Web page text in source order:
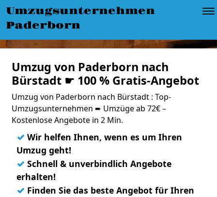
Umzugsunternehmen
Paderborn
Umzug von Paderborn nach
Bürstadt ☛ 100 % Gratis-Angebot
Umzug von Paderborn nach Bürstadt : Top-
Umzugsunternehmen ➨ Umzüge ab 72€ –
Kostenlose Angebote in 2 Min.
✓ Wir helfen Ihnen, wenn es um Ihren
Umzug geht!
✓ Schnell & unverbindlich Angebote
erhalten!
✓ Finden Sie das beste Angebot für Ihren